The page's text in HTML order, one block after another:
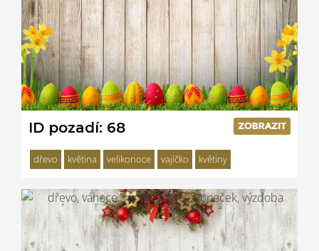
ID pozadí: 68
dřevo květina velikonoce vajíčko květiny